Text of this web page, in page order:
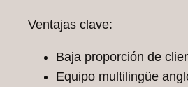
Ventajas clave:
Baja proporción de
Equipo multilingüe